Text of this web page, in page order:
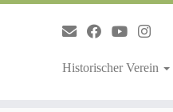
Historischer Verein